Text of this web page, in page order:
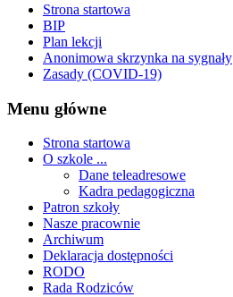
Strona startowa
BIP
Plan lekcji
Anonimowa skrzynka na sygnały
Zasady (COVID-19)
Menu główne
Strona startowa
O szkole ...
Dane teleadresowe
Kadra pedagogiczna
Patron szkoły
Nasze pracownie
Archiwum
Deklaracja dostępności
RODO
Rada Rodziców